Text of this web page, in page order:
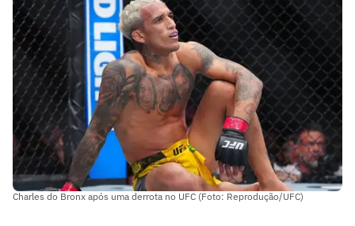
Charles do Bronx após uma derrota no UFC (Foto: Reprodução/UFC)